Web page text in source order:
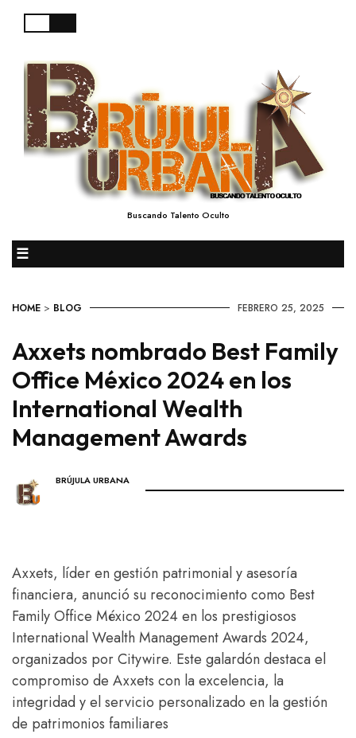
Buscando Talento Oculto
☰
HOME > BLOG FEBRERO 25, 2025
Axxets nombrado Best Family
Office México 2024 en los
International Wealth
Management Awards
BRÚJULA URBANA
Axxets, líder en gestión patrimonial y asesoría
financiera, anunció su reconocimiento como Best
Family Office México 2024 en los prestigiosos
International Wealth Management Awards 2024,
organizados por Citywire. Este galardón destaca el
compromiso de Axxets con la excelencia, la
integridad y el servicio personalizado en la gestión
de patrimonios familiares